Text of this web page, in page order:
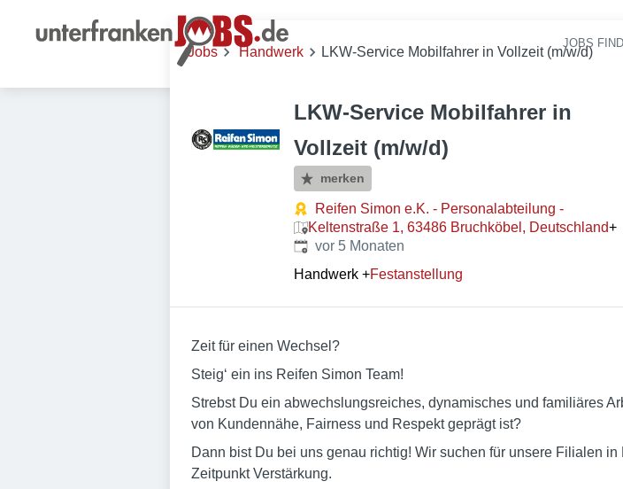
JOBS
Jobs Handwerk LKW-Service Mobilfahrer in Vollzeit (m/w/d)
LKW-Service Mobilfahrer in
Vollzeit (m/w/d)
merken
Reifen Simon e.K. - Personalabteilung -
Keltenstraße 1, 63486 Bruchköbel, Deutschland+
Veröffentlicht:
vor 5 Monaten
Handwerk +Festanstellung
Zeit für einen Wechsel?
Steig‘ ein ins Reifen Simon Team!
Strebst Du ein abwechslungsreiches, dynamisches und familiäres
von Kundennähe, Fairness und Respekt geprägt ist?
Dann bist Du bei uns genau richtig! Wir suchen für unsere Filialen
Zeitpunkt Verstärkung.